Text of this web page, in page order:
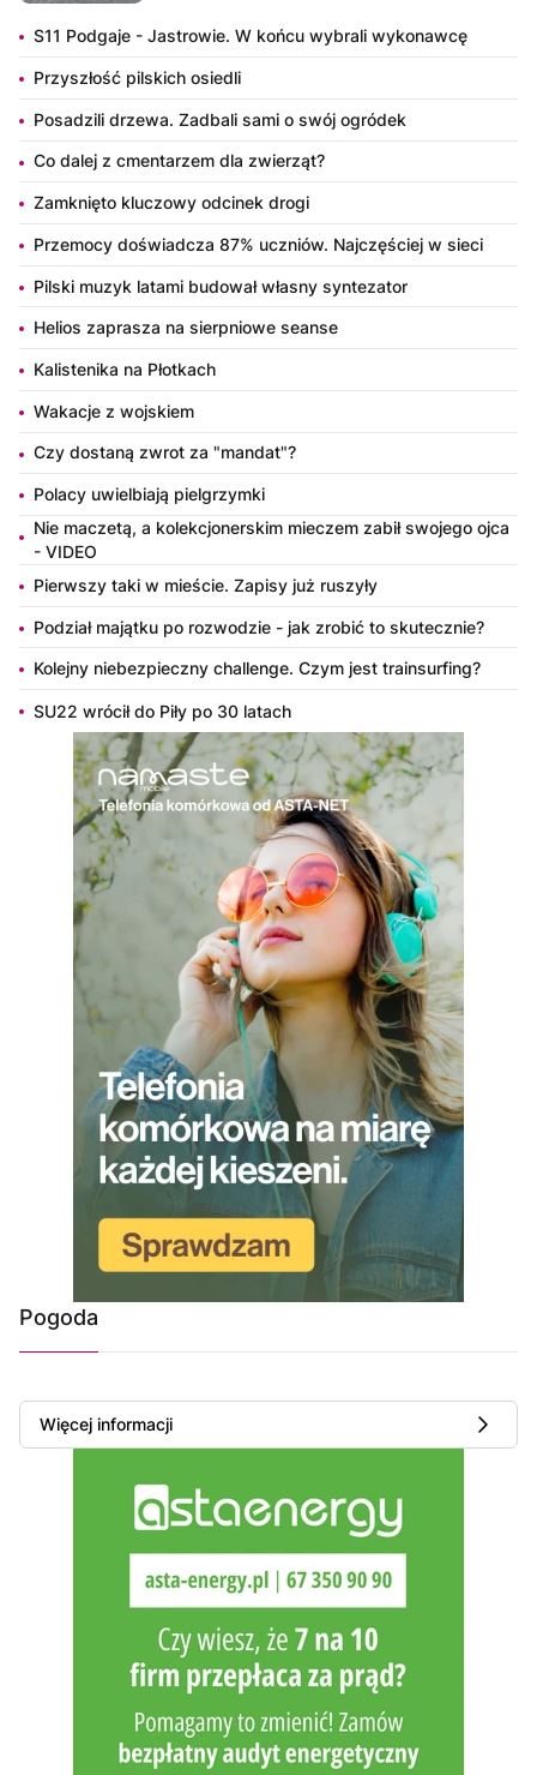
S11 Podgaje - Jastrowie. W końcu wybrali wykonawcę
Przyszłość pilskich osiedli
Posadzili drzewa. Zadbali sami o swój ogródek
Co dalej z cmentarzem dla zwierząt?
Zamknięto kluczowy odcinek drogi
Przemocy doświadcza 87% uczniów. Najczęściej w sieci
Pilski muzyk latami budował własny syntezator
Helios zaprasza na sierpniowe seanse
Kalistenika na Płotkach
Wakacje z wojskiem
Czy dostaną zwrot za "mandat"?
Polacy uwielbiają pielgrzymki
Nie maczetą, a kolekcjonerskim mieczem zabił swojego ojca
- VIDEO
Pierwszy taki w mieście. Zapisy już ruszyły
Podział majątku po rozwodzie - jak zrobić to skutecznie?
Kolejny niebezpieczny challenge. Czym jest trainsurfing?
SU22 wrócił do Piły po 30 latach
Pogoda
Więcej informacji